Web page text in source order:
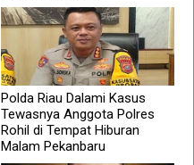
Polda Riau Dalami Kasus
Tewasnya Anggota Polres
Rohil di Tempat Hiburan
Malam Pekanbaru